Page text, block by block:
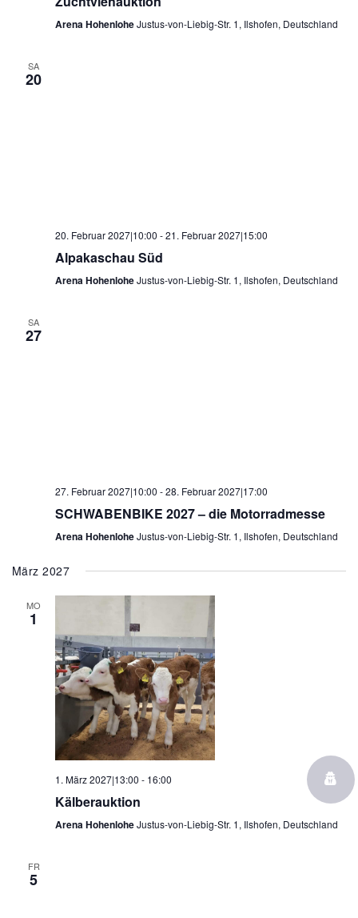
Arena HohenloheJustus-von-Liebig-Str. 1, Ilshofen, Deutschland
SA
20
20. Februar 2027|10:00 -21. Februar 2027|15:00
Alpakaschau Süd
Arena HohenloheJustus-von-Liebig-Str. 1, Ilshofen, Deutschland
SA
27
27. Februar 2027|10:00 -28. Februar 2027|17:00
SCHWABENBIKE 2027 – die Motorradmesse
Arena HohenloheJustus-von-Liebig-Str. 1, Ilshofen, Deutschland
März 2027
MO
1
1. März 2027|13:00 - 16:00
Kälberauktion
Arena HohenloheJustus-von-Liebig-Str. 1, Ilshofen, Deutschland
FR
5